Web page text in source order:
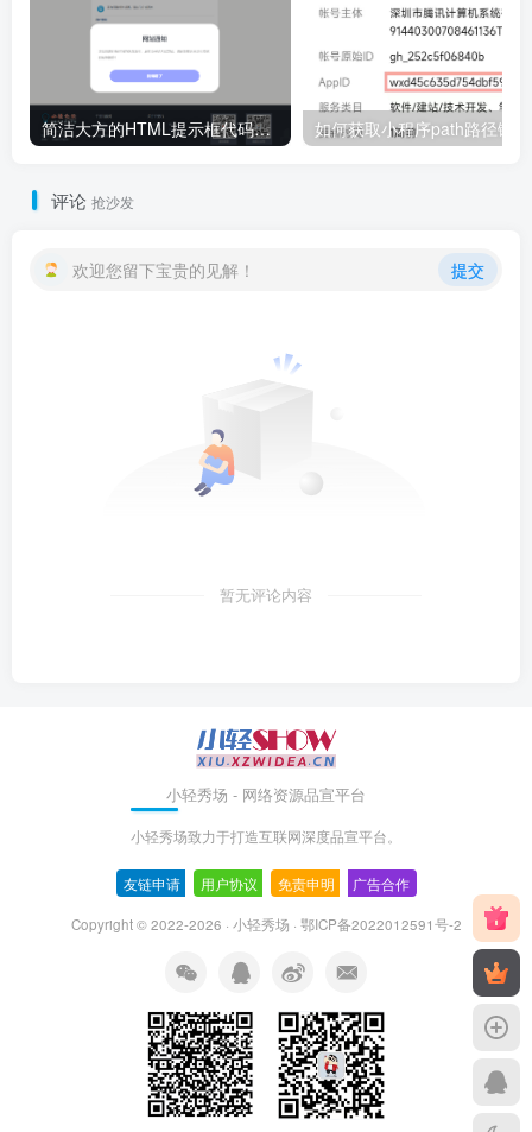
简洁大方的HTML提示框代码，弹窗公告代码 如何获取小程序path路径链
评论 抢沙发
欢迎您留下宝贵的见解！ 提交
暂无评论内容
小轻秀场 - 网络资源品宣平台
小轻秀场致力于打造互联网深度品宣平台。
友链申请 用户协议 免责申明 广告合作
Copyright © 2022-2026 · 小轻秀场 · 鄂ICP备2022012591号-2